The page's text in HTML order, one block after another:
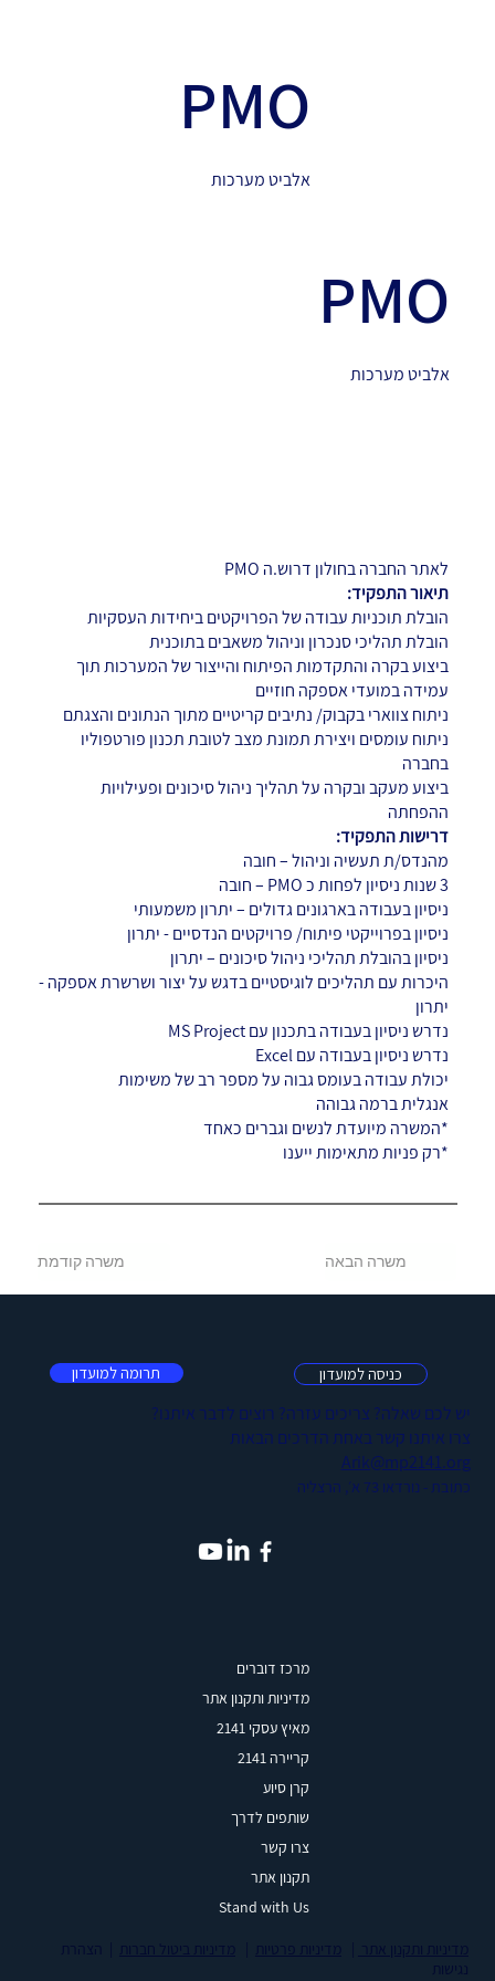
PMO
אלביט מערכות
PMO
אלביט מערכות
לאתר החברה בחולון דרוש.ה PMO
תיאור התפקיד:
הובלת תוכניות עבודה של הפרויקטים ביחידות העסקיות
הובלת תהליכי סנכרון וניהול משאבים בתוכנית
ביצוע בקרה והתקדמות הפיתוח והייצור של המערכות תוך
עמידה במועדי אספקה חוזיים
ניתוח צווארי בקבוק/ נתיבים קריטיים מתוך הנתונים והצגתם
ניתוח עומסים ויצירת תמונת מצב לטובת תכנון פורטפוליו
בחברה
ביצוע מעקב ובקרה על תהליך ניהול סיכונים ופעילויות
ההפחתה
דרישות התפקיד:
מהנדס/ת תעשיה וניהול – חובה
3 שנות ניסיון לפחות כ PMO – חובה
ניסיון בעבודה בארגונים גדולים – יתרון משמעותי
ניסיון בפרוייקטי פיתוח/ פרויקטים הנדסיים - יתרון
ניסיון בהובלת תהליכי ניהול סיכונים – יתרון
היכרות עם תהליכים לוגיסטיים בדגש על יצור ושרשרת אספקה -
יתרון
נדרש ניסיון בעבודה בתכנון עם MS Project
נדרש ניסיון בעבודה עם Excel
יכולת עבודה בעומס גבוה על מספר רב של משימות
אנגלית ברמה גבוהה
*המשרה מיועדת לנשים וגברים כאחד
*רק פניות מתאימות ייענו
משרה קודמת משרה הבאה
יש לכם שאלה? צריכים עזרה? רוצים לדבר איתנו?
צרו איתנו קשר באחת הדרכים הבאות
Arik@mp2141.org
כתובת - נורדאו 73 א׳, הרצליה
מרכז דוברים
מדיניות ותקנון אתר
מאיץ עסקי 2141
קריירה 2141
קרן סיוע
שותפים לדרך
צרו קשר
תקנון אתר
Stand with Us
מדיניות ותקנון אתר מדיניות פרטיות מדיניות ביטול חברות
| הצהרת
נגישות
כניסה למועדון תרומה למועדון